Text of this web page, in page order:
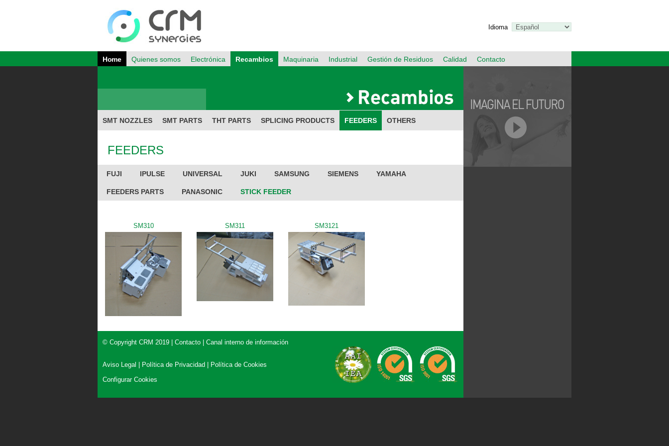
Idioma
Home Quienes somos Electrónica Recambios Maquinaria Industrial Gestión de Residuos Calidad Contacto
SMT NOZZLES SMT PARTS THT PARTS SPLICING PRODUCTS FEEDERS OTHERS
FEEDERS
FUJI IPULSE UNIVERSAL JUKI SAMSUNG SIEMENS YAMAHA
FEEDERS PARTS PANASONIC STICK FEEDER
SM310 SM311 SM3121
© Copyright CRM 2019 | Contacto Canal interno de información
Aviso Legal Política de Privacidad
Política de Cookies
Configurar Cookies